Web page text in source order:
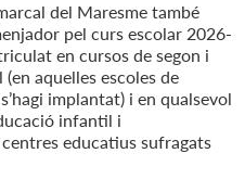
del Maresme també
pel curs escolar 2026-
en cursos de segon i
aquelles escoles de
implantat) i en qualsevol
infantil i
educatius sufragats